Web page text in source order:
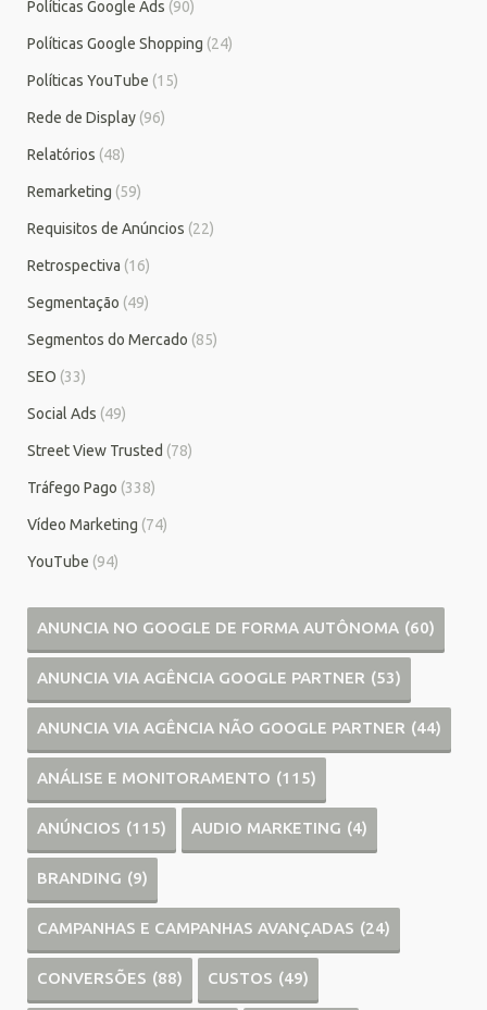
Políticas Google Ads (90)
Políticas Google Shopping (24)
Políticas YouTube (15)
Rede de Display (96)
Relatórios (48)
Remarketing (59)
Requisitos de Anúncios (22)
Retrospectiva (16)
Segmentação (49)
Segmentos do Mercado (85)
SEO (33)
Social Ads (49)
Street View Trusted (78)
Tráfego Pago (338)
Vídeo Marketing (74)
YouTube (94)
ANUNCIA NO GOOGLE DE FORMA AUTÔNOMA (60)
ANUNCIA VIA AGÊNCIA GOOGLE PARTNER (53)
ANUNCIA VIA AGÊNCIA NÃO GOOGLE PARTNER (44)
ANÁLISE E MONITORAMENTO (115)
ANÚNCIOS (115) AUDIO MARKETING (4)
BRANDING (9)
CAMPANHAS E CAMPANHAS AVANÇADAS (24)
CONVERSÕES (88) CUSTOS (49)